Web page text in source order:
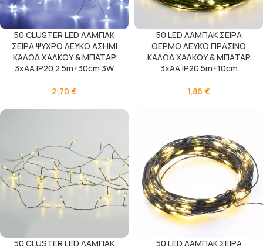
50 CLUSTER LED ΛΑΜΠΑΚ
ΣΕΙΡΑ ΨΥΧΡΟ ΛΕΥΚΟ ΑΣΗΜΙ
ΚΑΛΩΔ ΧΑΛΚΟΥ & ΜΠΑΤΑΡ
3xAA IP20 2.5m+30cm 3W
2,70 €
50 LED ΛΑΜΠΑΚ ΣΕΙΡΑ
ΘΕΡΜΟ ΛΕΥΚΟ ΠΡΑΣΙΝΟ
ΚΑΛΩΔ ΧΑΛΚΟΥ & ΜΠΑΤΑΡ
3xAA IP20 5m+10cm
1,86 €
50 CLUSTER LED ΛΑΜΠΑΚ
50 LED ΛΑΜΠΑΚ ΣΕΙΡΑ